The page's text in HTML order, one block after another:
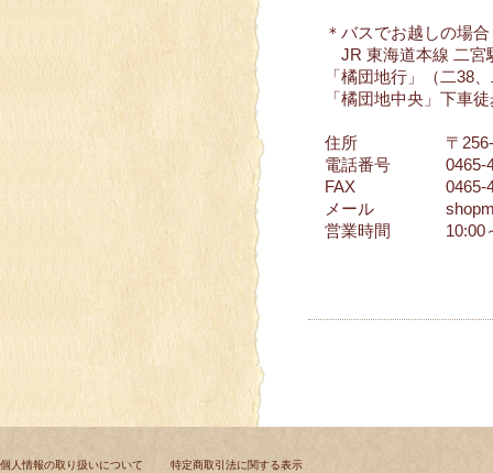
＊バスでお越しの場合
JR 東海道本線 二宮
「橘団地行」（二38
「橘団地中央」下車
住所
〒
電話番号
0465-
FAX
0465-
メール
営業時間
個人情報の取り扱いについて 特定商取引法に関する表示